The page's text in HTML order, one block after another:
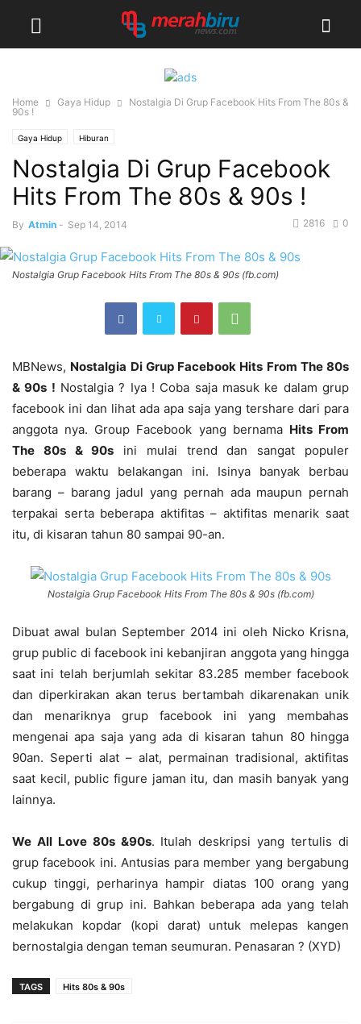
Home Gaya Hidup
Nostalgia Di Grup Facebook Hits From The 80s &
90s !
Gaya Hidup Hiburan
Nostalgia Di Grup Facebook
Hits From The 80s & 90s !
By Atmin - Sep 14, 2014 0
2816
Nostalgia Grup Facebook Hits From The 80s & 90s (fb.com)
MBNews, Nostalgia Di Grup Facebook Hits From The 80s
& 90s ! Nostalgia ? Iya ! Coba saja masuk ke dalam grup
facebook ini dan lihat ada apa saja yang tershare dari para
anggota nya. Group Facebook yang bernama Hits From
The 80s & 90s ini mulai trend dan sangat populer
beberapa waktu belakangan ini. Isinya banyak berbau
barang – barang jadul yang pernah ada maupun pernah
terpakai serta beberapa aktifitas – aktifitas menarik saat
itu, di kisaran tahun 80 sampai 90-an.
Nostalgia Grup Facebook Hits From The 80s & 90s (fb.com)
Dibuat awal bulan September 2014 ini oleh Nicko Krisna,
grup public di facebook ini kebanjiran anggota yang hingga
saat ini telah berjumlah sekitar 83.285 member facebook
dan diperkirakan akan terus bertambah dikarenakan unik
dan menariknya grup facebook ini yang membahas
mengenai apa saja yang ada di kisaran tahun 80 hingga
90an. Seperti alat – alat, permainan tradisional, aktifitas
saat kecil, public figure jaman itu, dan masih banyak yang
lainnya.
We All Love 80s &90s. Itulah deskripsi yang tertulis di
grup facebook ini. Antusias para member yang bergabung
cukup tinggi, perharinya hampir diatas 100 orang yang
bergabung di grup ini. Bahkan beberapa ada yang telah
melakukan kopdar (kopi darat) untuk melepas kangen
bernostalgia dengan teman seumuran. Penasaran ? (XYD)
TAGS Hits 80s & 90s